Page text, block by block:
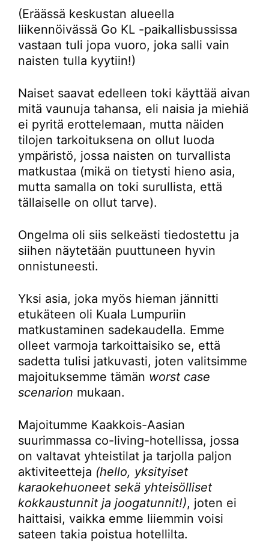
(Eräässä keskustan alueella
liikennöivässä Go KL -paikallisbussissa
vastaan tuli jopa vuoro, joka salli vain
naisten tulla kyytiin!)
Naiset saavat edelleen toki käyttää aivan
mitä vaunuja tahansa, eli naisia ja miehiä
ei pyritä erottelemaan, mutta näiden
tilojen tarkoituksena on ollut luoda
ympäristö, jossa naisten on turvallista
matkustaa (mikä on tietysti hieno asia,
mutta samalla on toki surullista, että
tällaiselle on ollut tarve).
Ongelma oli siis selkeästi tiedostettu ja
siihen näytetään puuttuneen hyvin
onnistuneesti.
Yksi asia, joka myös hieman jännitti
etukäteen oli Kuala Lumpuriin
matkustaminen sadekaudella. Emme
olleet varmoja tarkoittaisiko se, että
sadetta tulisi jatkuvasti, joten valitsimme
majoituksemme tämän worst case
scenarion mukaan.
Majoitumme Kaakkois-Aasian
suurimmassa co-living-hotellissa, jossa
on valtavat yhteistilat ja tarjolla paljon
aktiviteetteja (hello, yksityiset
karaokehuoneet sekä yhteisölliset
kokkaustunnit ja joogatunnit!), joten ei
haittaisi, vaikka emme liiemmin voisi
sateen takia poistua hotellilta.